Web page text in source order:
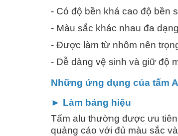
- Có độ bền khá cao độ bền
- Màu sắc khác nhau đa
- Được làm từ nhôm nên
- Dễ dàng vệ sinh và giữ độ
Những ứng dụng của tấm
► Làm bảng hiệu
Tấm alu thường được ưu
quảng cáo với đủ màu sắc